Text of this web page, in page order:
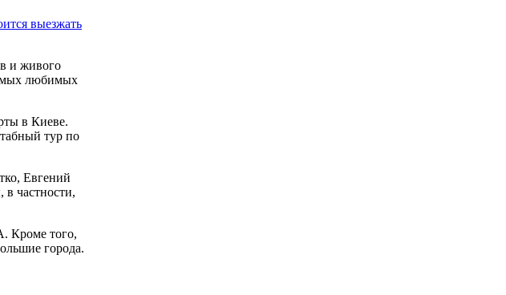
выезжать
и живого
любимых
в Киеве.
тур по
Евгений
частности,
Кроме того,
города.